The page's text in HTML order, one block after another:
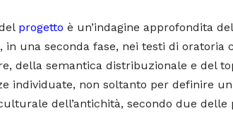
progetto è un’indagine approfondita
in una seconda fase, nei testi di oratoria
della semantica distribuzionale e del
individuate, non soltanto per definire
dell’antichità, secondo due delle